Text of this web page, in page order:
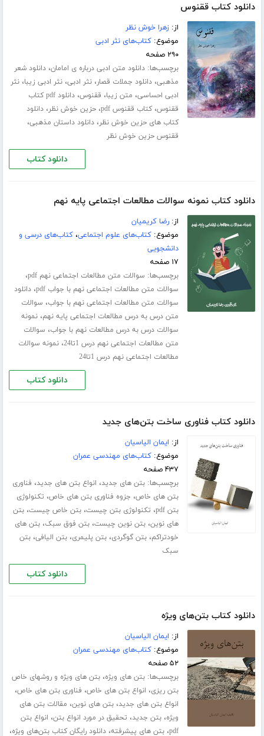
دانلود کتاب ققنوس
از:زهرا خوش نظر
موضوع:کتاب‌های نثر ادبی
۲۹۰ صفحه
برچسب‌ها:دانلود متن ادبی درباره ی امامان،دانلود شعر
مذهبی،دانلود جملات قصار،نثر ادبی،نثر ادبی زیبا،نثر
ادبی احساسی، متن زیبا، ققنوس،
دانلود pdf کتاب
ققنوس،کتاب ققنوس pdf ،حزین خوش نظر،دانلود
کتاب های حزین خوش نظر،دانلود داستان مذهبی،
ققنوس حزین خوش نظر
دانلود کتاب
دانلود کتاب نمونه سوالات مطالعات اجتماعی پایه نهم
از:رضا کریمیان
موضوع:کتاب‌های علوم اجتماعی،کتاب‌های درسی و
دانشجویی
۱۷ صفحه
برچسب‌ها: سوالات متن مطالعات اجتماعی نهم pdf ،
سوالات متن مطالعات اجتماعی نهم با جواب pdf ،دانلود
سوالات متن مطالعات اجتماعی نهم با جواب، سوالات
متن درس به درس مطالعات اجتماعی پایه نهم،نمونه
سوالات درس به درس مطالعات نهم با جواب، سوالات
متن مطالعات اجتماعی نهم درس 1تا24
،نمونه سوالات
مطالعات اجتماعی نهم درس 1تا24
دانلود کتاب
دانلود کتاب فناوری ساخت بتن‌های جدید
از: ایمان الیاسیان
موضوع:کتاب‌های مهندسی عمران
۴۳۷ صفحه
برچسب‌ها:بتن های جدید، انواع بتن های جدید، فناوری
بتن های خاص، جزوه فناوری بتن های خاص، تکنولوژی
بتن pdf
، تکنولوژی بتن چیست،بتن خاص چیست،بتن
های نوین،بتن نوین چیست،بتن فوق سبک،بتن های
خودتراکم،بتن گوگردی،بتن پلیمری،بتن الیافی،بتن
سبک
دانلود کتاب
دانلود کتاب بتن‌های ویژه
از: ایمان الیاسیان
موضوع:کتاب‌های مهندسی عمران
۵۲ صفحه
برچسب‌ها:بتن های ویژه،بتن های ویژه و روشهای خاص
بتن ریزی، انواع بتن های خاص، فناوری بتن های خاص،
انواع بتن های جدید،بتن های نوین، مقالات بتن های
ویژه،بتن جدید، تحقیق در مورد انواع بتن، انواع بتن
pdf،بتن های پیشرفته،دانلود رایگان کتاب بتن‌های ویژه،